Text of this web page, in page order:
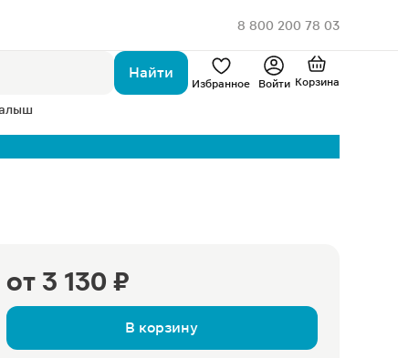
8 800 200 78 03
Найти
Избранное Войти Корзина
от 3 130 ₽
В корзину